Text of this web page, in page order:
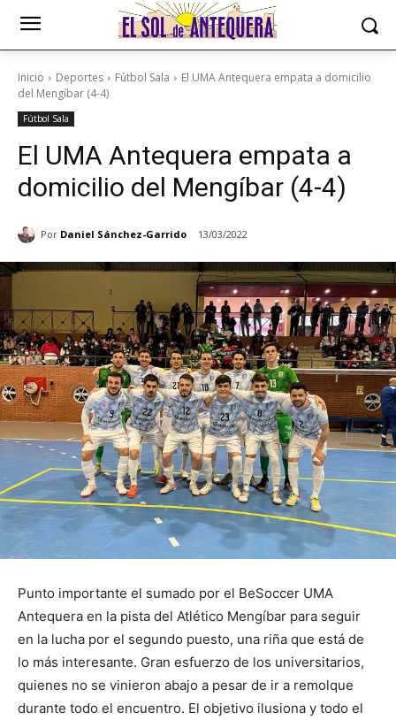
Inicio Deportes Fútbol Sala
El UMA Antequera empata a domicilio
del Mengíbar (4-4)
Fútbol Sala
El UMA Antequera empata a
domicilio del Mengíbar (4-4)
Por Daniel Sánchez-Garrido 13/03/2022
Punto importante el sumado por el BeSoccer UMA
Antequera en la pista del Atlético Mengíbar para seguir
en la lucha por el segundo puesto, una riña que está de
lo más interesante. Gran esfuerzo de los universitarios,
quienes no se vinieron abajo a pesar de ir a remolque
durante todo el encuentro. El objetivo ilusiona y todo el